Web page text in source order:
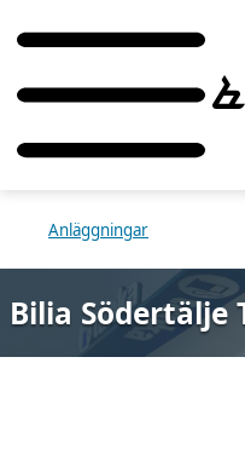
Anläggningar
Bilia Södertälje